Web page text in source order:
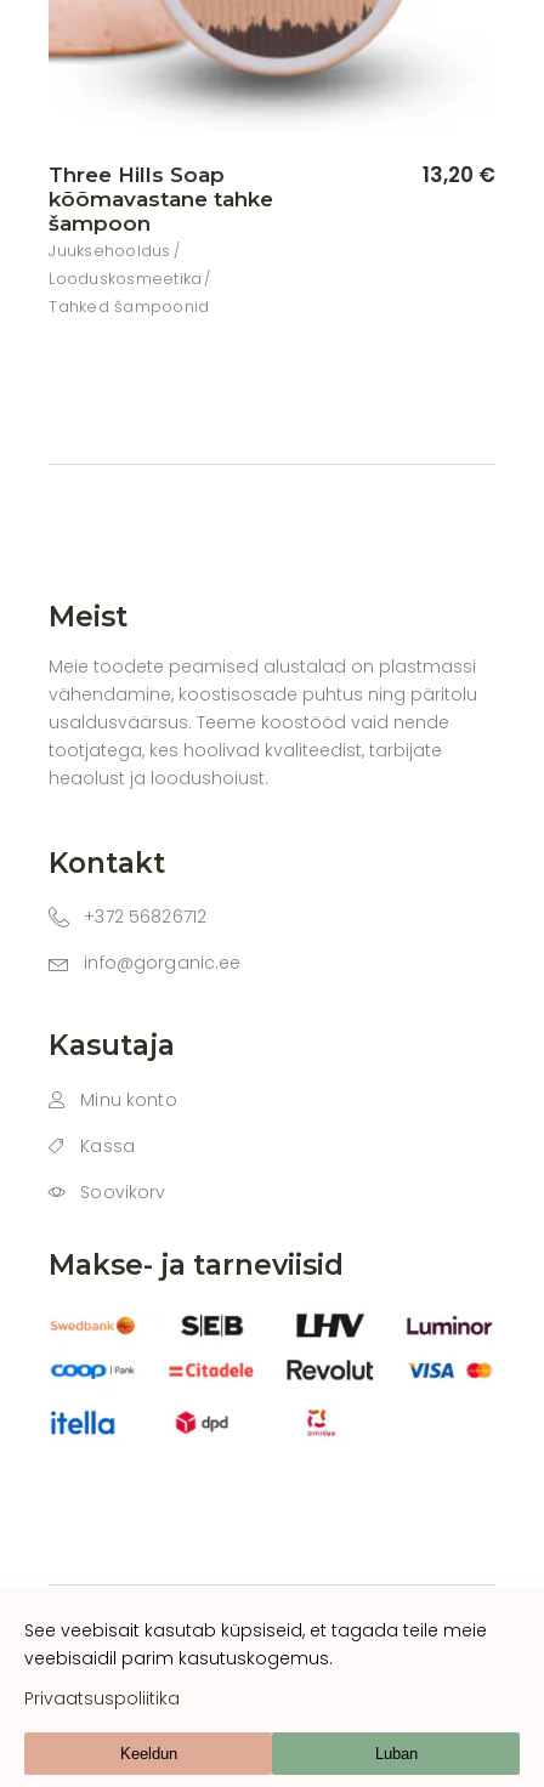
See veebisait kasutab küpsiseid, et tagada teile meie
veebisaidil parim kasutuskogemus.
Privaatsuspoliitika
Keeldun Luban
Three Hills Soap
kõõmavastane tahke
šampoon
Juuksehooldus
Looduskosmeetika
Tahked šampoonid
13,20 €
Meist
Meie toodete peamised alustalad on plastmassi
vähendamine, koostisosade puhtus ning päritolu
usaldusväärsus. Teeme koostööd vaid nende
tootjatega, kes hoolivad kvaliteedist, tarbijate
heaolust ja loodushoiust.
Kontakt
+372 56826712
info@gorganic.ee
Kasutaja
Minu konto
Kassa
Soovikorv
Makse- ja tarneviisid
gorganic.eePrivaatsuspoliitika
Sotsiaalmeedia: